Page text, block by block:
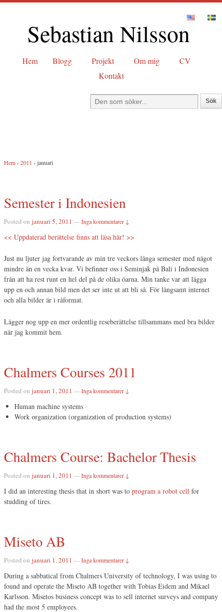
Sebastian Nilsson
Hem Blogg Projekt Om mig
CV
Kontakt
Hem› 2011 › januari
Semester i Indonesien
Posted on januari 5, 2011 —Inga kommentarer ↓
<< Uppdaterad berättelse finns att läsa här! >>
Just nu ljuter jag fortvarande av min tre veckors långa semester med något
mindre än en vecka kvar. Vi befinner oss i Seminjak på Bali i Indonesien
från att ha rest runt en hel del på de olika öarna. Min tanke var att lägga
upp en och annan bild men det ser inte ut att bli så. För långsamt internet
och alla bilder är i råformat.
Lägger nog upp en mer ordentlig reseberättelse tillsammans med bra bilder
när jag kommit hem.
Chalmers Courses 2011
Posted on januari 1, 2011 —Inga kommentarer ↓
Human machine systems
Work organization (organization of production systems)
Chalmers Course: Bachelor Thesis
Posted on januari 1, 2011 —Inga kommentarer ↓
I did an interesting thesis that in short was to program a robot cell for
studding of tires.
Miseto AB
Posted on januari 1, 2011 —Inga kommentarer ↓
During a sabbatical from Chalmers University of technology, I was using to
found and operate the Miseto AB together with Tobias Eidem and Mikael
Karlsson. Misetos business concept was to sell internet surveys and company
had the most 5 employees.